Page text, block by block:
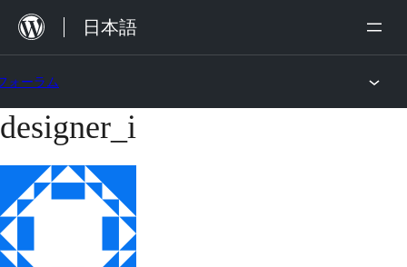
キ
日本語
ォーラム
コ
ン
ツ
へ
designer_i